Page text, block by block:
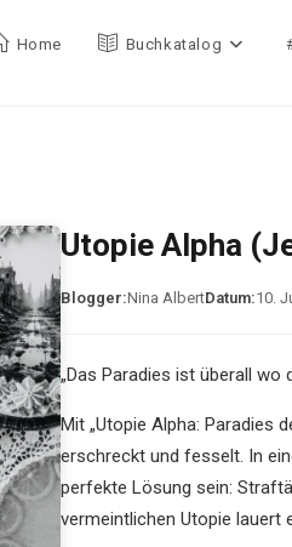
Home Buchkatalog
Utopie Alpha
Blogger:Nina AlbertDatum:10.
„Das Paradies ist überall wo
Mit „Utopie Alpha: Paradies
erschreckt und fesselt. In
perfekte Lösung sein:
vermeintlichen Utopie lauert